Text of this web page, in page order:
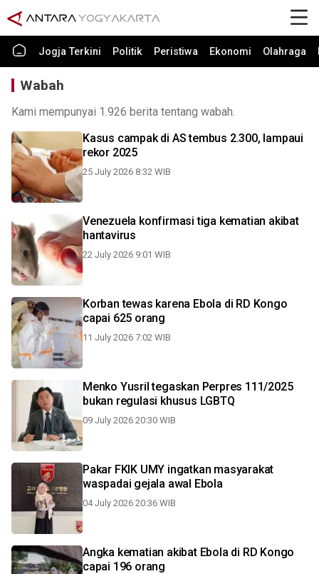
Jogja Terkini Politik Peristiwa Ekonomi Olahraga
Wabah
Kami mempunyai 1.926 berita tentang wabah.
Kasus campak di AS tembus 2.300, lampaui
rekor 2025
25 July 2026 8:32 WIB
Venezuela konfirmasi tiga kematian akibat
hantavirus
22 July 2026 9:01 WIB
Korban tewas karena Ebola di RD Kongo
capai 625 orang
11 July 2026 7:02 WIB
Menko Yusril tegaskan Perpres 111/2025
bukan regulasi khusus LGBTQ
09 July 2026 20:30 WIB
Pakar FKIK UMY ingatkan masyarakat
waspadai gejala awal Ebola
04 July 2026 20:36 WIB
Angka kematian akibat Ebola di RD Kongo
capai 196 orang